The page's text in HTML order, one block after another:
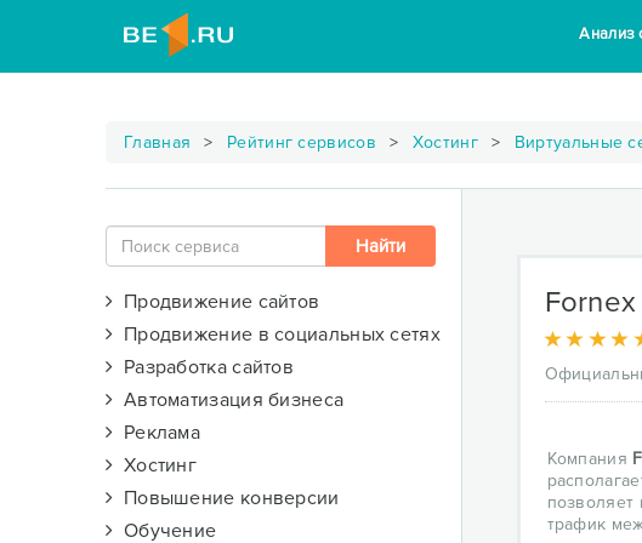
Анализ
Главная Рейтинг сервисов Хостинг Виртуальные
Продвижение сайтов
Продвижение в социальных сетях
Разработка сайтов
Автоматизация бизнеса
Реклама
Хостинг
Повышение конверсии
Обучение
Fornex
Компания
позволяет
трафик